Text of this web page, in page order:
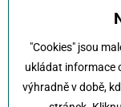
"Cookies" jsou
ukládat informace
výhradně v době,